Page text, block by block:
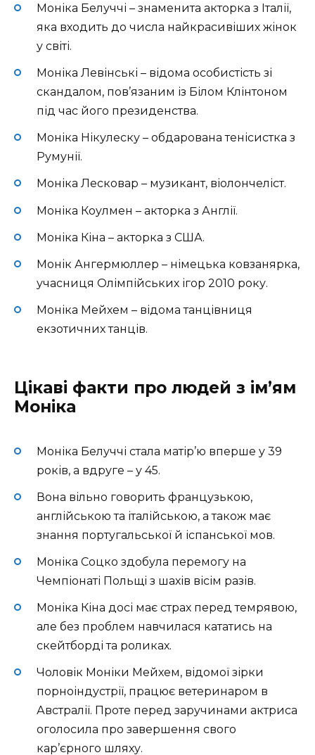
Моніка Белуччі – знаменита акторка з Італії,
яка входить до числа найкрасивіших жінок
у світі.
Моніка Левінські – відома особистість зі
скандалом, пов’язаним із Білом Клінтоном
під час його президенства.
Моніка Нікулеску – обдарована тенісистка з
Румунії.
Моніка Лесковар – музикант, віолончеліст.
Моніка Коулмен – акторка з Англії.
Моніка Кіна – акторка з США.
Монік Ангермюллер – німецька ковзанярка,
учасниця Олімпійських ігор 2010 року.
Моніка Мейхем – відома танцівниця
екзотичних танців.
Цікаві факти про людей з ім’ям
Моніка
Моніка Белуччі стала матір’ю вперше у 39
років, а вдруге – у 45.
Вона вільно говорить французькою,
англійською та італійською, а також має
знання португальської й іспанської мов.
Моніка Соцко здобула перемогу на
Чемпіонаті Польщі з шахів вісім разів.
Моніка Кіна досі має страх перед темрявою,
але без проблем навчилася кататись на
скейтборді та роликах.
Чоловік Моніки Мейхем, відомої зірки
порноіндустрії, працює ветеринаром в
Австралії. Проте перед заручинами актриса
оголосила про завершення свого
кар’єрного шляху.